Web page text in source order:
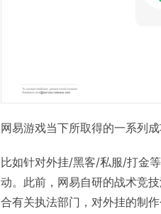
网易游戏当下所取得的一系列
比如针对外挂/黑客/私服/打金
动。此前，网易自研的战术竞
合有关执法部门，对外挂的制